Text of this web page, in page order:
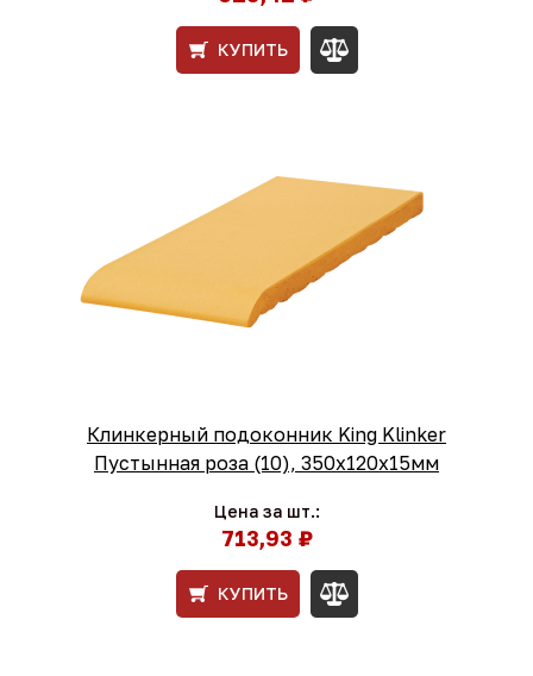
КУПИТЬ
Клинкерный подоконник King Klinker
Пустынная роза (10), 350х120х15мм
Цена за шт.:
713,93 ₽
КУПИТЬ